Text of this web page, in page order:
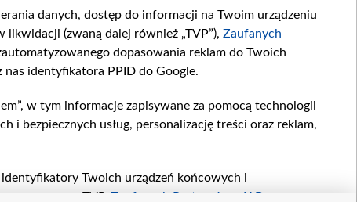
danych, dostęp do informacji na Twoim urządzeniu
(zwaną dalej również „TVP”), Zaufanych
dopasowania reklam do Twoich
nas identyfikatora PPID do Google.
w tym informacje zapisywane za pomocą technologii
bezpiecznych usług, personalizację treści oraz reklam,
identyfikatory Twoich urządzeń końcowych i
przez TVP, Zaufanych Partnerów z IAB